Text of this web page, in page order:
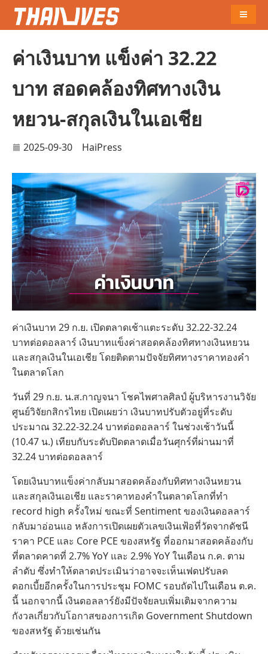
ค่าเงินบาท แข็งค่า 32.22
บาท สอดคล้องทิศทางเงิน
หยวน-สกุลเงินในเอเชีย
2025-09-30 HaiPress
ค่าเงินบาท 29 ก.ย. เปิดตลาดเช้าแตะระดับ 32.22-32.24
บาทต่อดอลลาร์ เงินบาทแข็งค่าสอดคล้องทิศทางเงินหยวน
และสกุลเงินในเอเชีย โดยติดตามปัจจัยทิศทางราคาทองคำ
ในตลาดโลก
วันที่ 29 ก.ย. น.ส.กาญจนา โชคไพศาลศิลป์ ผู้บริหารงานวิจัย
ศูนย์วิจัยกสิกรไทย เปิดเผยว่า เงินบาทปรับตัวอยู่ที่ระดับ
ประมาณ 32.22-32.24 บาทต่อดอลลาร์ ในช่วงเช้าวันนี้
(10.47 น.) เทียบกับระดับปิดตลาดเมื่อวันศุกร์ที่ผ่านมาที่
32.24 บาทต่อดอลลาร์
โดยเงินบาทแข็งค่ากลับมาสอดคล้องกับทิศทางเงินหยวน
และสกุลเงินเอเชีย และราคาทองคำในตลาดโลกที่ทำ
record high ครั้งใหม่ ขณะที่ Sentiment ของเงินดอลลาร์
กลับมาอ่อนแอ หลังการเปิดเผยตัวเลขเงินเฟ้อที่วัดจากดัชนี
ราคา PCE และ Core PCE ของสหรัฐ ที่ออกมาสอดคล้องกับ
ที่ตลาดคาดที่ 2.7% YoY และ 2.9% YoY ในเดือน ก.ค. ตาม
ลำดับ ซึ่งทำให้ตลาดประเมินว่าอาจจะเห็นเฟดปรับลด
ดอกเบี้ยอีกครั้งในการประชุม FOMC รอบถัดไปในเดือน ต.ค.
นี้ นอกจากนี้ เงินดอลลาร์ยังมีปัจจัยลบเพิ่มเติมจากความ
กังวลเกี่ยวกับโอกาสของการเกิด Government Shutdown
ของสหรัฐ ด้วยเช่นกัน